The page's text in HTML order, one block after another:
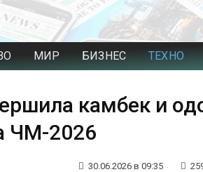
МИР БИЗНЕС ТЕХНО
камбек и
ЧМ-2026
30.06.2026 в 09:35